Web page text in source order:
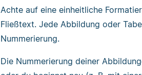
Achte auf eine einheitliche
Fließtext. Jede Abbildung oder
Nummerierung.
Die Nummerierung deiner